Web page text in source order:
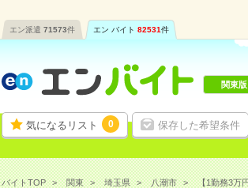
エン派遣 71573件 エン バイト 82531件
気になるリスト 0 保存した希望条件
関東版
バイトTOP 関東 埼玉県 八潮市 【1勤務3万